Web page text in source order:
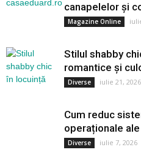
canapelelor și
Magazine Online
Stilul shabby
romantice și
Diverse iulie 21, 2026
Cum reduc
operaționale
Diverse iulie 7, 2026